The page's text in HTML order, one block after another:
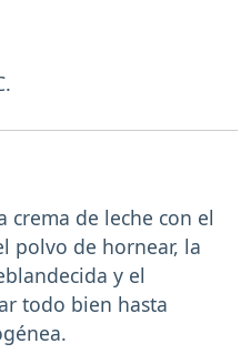
crema de leche con el
polvo de hornear, la
y el
todo bien hasta